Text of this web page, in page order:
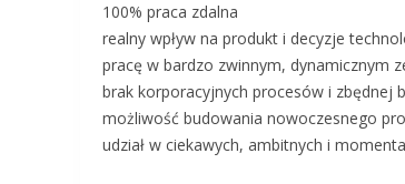
100% praca zdalna
realny wpływ na produkt i decyzje
pracę w bardzo zwinnym, dynamicznym
brak korporacyjnych procesów i zbędnej
możliwość budowania nowoczesnego
udział w ciekawych, ambitnych i